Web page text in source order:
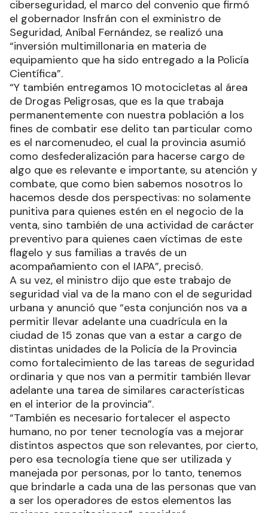
ciberseguridad, el marco del convenio que firmó
el gobernador Insfrán con el exministro de
Seguridad, Aníbal Fernández, se realizó una
“inversión multimillonaria en materia de
equipamiento que ha sido entregado a la Policía
Científica”.
“Y también entregamos 10 motocicletas al área
de Drogas Peligrosas, que es la que trabaja
permanentemente con nuestra población a los
fines de combatir ese delito tan particular como
es el narcomenudeo, el cual la provincia asumió
como desfederalización para hacerse cargo de
algo que es relevante e importante, su atención y
combate, que como bien sabemos nosotros lo
hacemos desde dos perspectivas: no solamente
punitiva para quienes estén en el negocio de la
venta, sino también de una actividad de carácter
preventivo para quienes caen víctimas de este
flagelo y sus familias a través de un
acompañamiento con el IAPA”, precisó.
A su vez, el ministro dijo que este trabajo de
seguridad vial va de la mano con el de seguridad
urbana y anunció que “esta conjunción nos va a
permitir llevar adelante una cuadrícula en la
ciudad de 15 zonas que van a estar a cargo de
distintas unidades de la Policía de la Provincia
como fortalecimiento de las tareas de seguridad
ordinaria y que nos van a permitir también llevar
adelante una tarea de similares características
en el interior de la provincia”.
“También es necesario fortalecer el aspecto
humano, no por tener tecnología vas a mejorar
distintos aspectos que son relevantes, por cierto,
pero esa tecnología tiene que ser utilizada y
manejada por personas, por lo tanto, tenemos
que brindarle a cada una de las personas que van
a ser los operadores de estos elementos las